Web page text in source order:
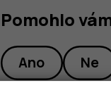
Pomohlo
Ano Ne